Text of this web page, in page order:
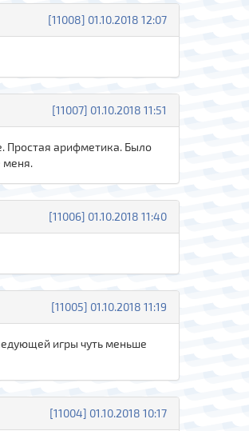
[11008] 01.10.2018 12:07
[11007] 01.10.2018 11:51
Простая арифметика. Было
меня.
[11006] 01.10.2018 11:40
[11005] 01.10.2018 11:19
игры чуть меньше
[11004] 01.10.2018 10:17